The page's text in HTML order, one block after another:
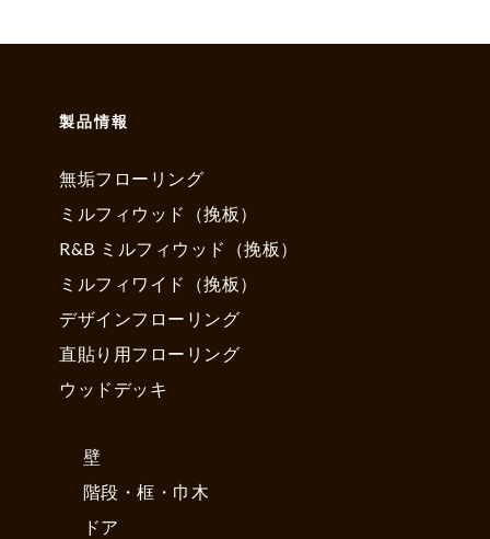
製品情報
無垢フローリング
ミルフィウッド（挽板）
R&B ミルフィウッド（挽板）
ミルフィワイド（挽板）
デザインフローリング
直貼り用フローリング
ウッドデッキ
壁
階段・框・巾木
ドア